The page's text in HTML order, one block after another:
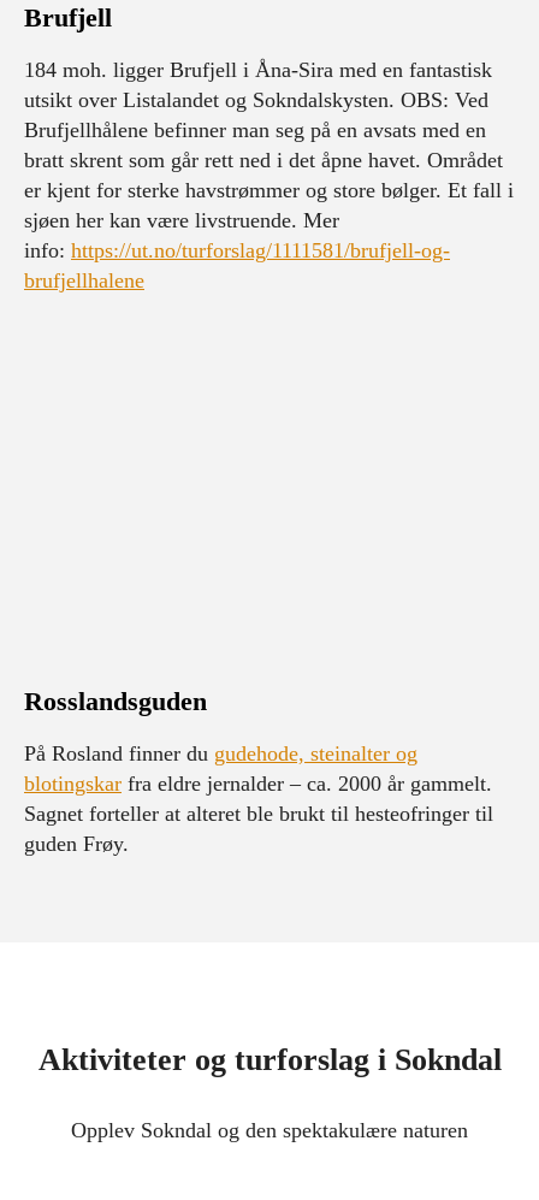
Brufjell
184 moh. ligger Brufjell i Åna-Sira med en fantastisk
utsikt over Listalandet og Sokndalskysten. OBS: Ved
Brufjellhålene befinner man seg på en avsats med en
bratt skrent som går rett ned i det åpne havet. Området
er kjent for sterke havstrømmer og store bølger. Et fall i
sjøen her kan være livstruende. Mer
info: https://ut.no/turforslag/1111581/brufjell-og-
brufjellhalene
Rosslandsguden
På Rosland finner du gudehode, steinalter og
blotingskar fra eldre jernalder – ca. 2000 år gammelt.
Sagnet forteller at alteret ble brukt til hesteofringer til
guden Frøy.
Aktiviteter og turforslag i Sokndal
Opplev Sokndal og den spektakulære naturen